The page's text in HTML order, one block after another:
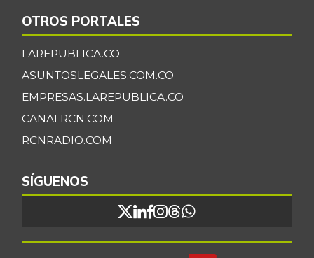
OTROS PORTALES
LAREPUBLICA.CO
ASUNTOSLEGALES.COM.CO
EMPRESAS.LAREPUBLICA.CO
CANALRCN.COM
RCNRADIO.COM
SÍGUENOS